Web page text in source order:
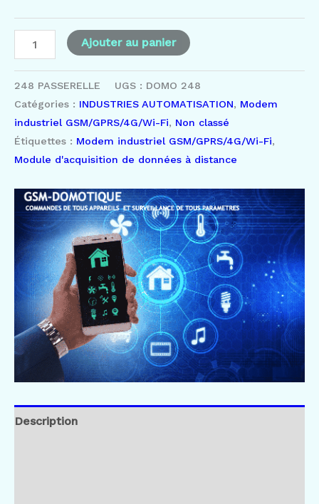
Ajouter au panier
248 PASSERELLE UGS : DOMO 248
Catégories : INDUSTRIES AUTOMATISATION, Modem
industriel GSM/GPRS/4G/Wi-Fi, Non classé
Étiquettes : Modem industriel GSM/GPRS/4G/Wi-Fi,
Module d'acquisition de données à distance
Description